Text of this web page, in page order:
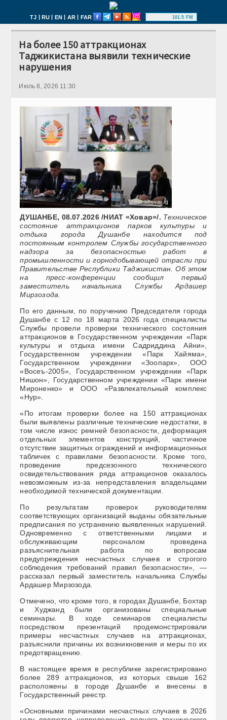
TJ | RU | EN | AR | FAR 101.5 FM
На более 150 аттракционах
Таджикистана выявили технические
нарушения
Июль 8, 2026 11:30
ДУШАНБЕ, 08.07.2026 /НИАТ «Ховар»/. Техническое
состояние аттракционов парков культуры и
отдыха города Душанбе находится под
постоянным контролем Службы государственного
надзора за безопасностью работ в
промышленности и горнодобывающей отрасли при
Правительстве Республики Таджикистан. Об этом
на пресс-конференции сообщил первый
заместитель начальника Службы Ардашер
Мирзозода.
По его данным, по поручению Председателя города
Душанбе с 12 по 18 марта 2026 года специалисты
Службы провели проверки технического состояния
аттракционов в Государственном учреждении «Парк
культуры и отдыха имени Садриддина Айни»,
Государственном учреждении «Парк Хайяма»,
Государственном учреждении «Зоопарк», ООО
«Восеъ-2005», Государственном учреждении «Парк
Нишон», Государственном учреждении «Парк имени
Мироненко» и ООО «Развлекательный комплекс
«Нур».
«По итогам проверки более на 150 аттракционах
были выявлены различные технические недостатки, в
том числе износ ремней безопасности, деформация
отдельных элементов конструкций, частичное
отсутствие защитных ограждений и информационных
табличек с правилами безопасности. Кроме того,
проведение предсезонного технического
освидетельствования ряда аттракционов оказалось
невозможным из-за непредставления владельцами
необходимой технической документации.
По результатам проверок руководителям
соответствующих организаций выданы обязательные
предписания по устранению выявленных нарушений.
Одновременно с ответственными лицами и
обслуживающим персоналом проведена
разъяснительная работа по вопросам
предупреждения несчастных случаев и строгого
соблюдения требований правил безопасности», —
рассказал первый заместитель начальника Службы
Ардашер Мирзозода.
Отмечено, что кроме того, в городах Душанбе, Бохтар
и Худжанд были организованы специальные
семинары. В ходе семинаров специалисты
посредством презентаций продемонстрировали
примеры несчастных случаев на аттракционах,
разъяснили причины их возникновения и меры по их
предотвращению.
В настоящее время в республике зарегистрировано
более 289 аттракционов, из которых свыше 162
расположены в городе Душанбе и внесены в
Государственный реестр.
«Основными причинами несчастных случаев в 2026